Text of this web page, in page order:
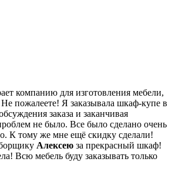
компанию для изготовления мебели,
пожалеете! Я заказывала шкаф-купе в
заказа и заканчивая
не было. Все было сделано очень
К тому же мне ещё скидку сделали!
Алексею за прекрасный шкаф!
Всю мебель буду заказывать только